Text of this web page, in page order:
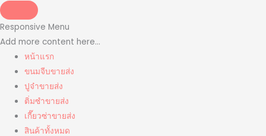
Responsive Menu
Add more content here...
หน้าแรก
ขนมจีบขายส่ง
ปูจ๋าขายส่ง
ติ่มซำขายส่ง
เกี๊ยวซ่าขายส่ง
สินค้าทั้งหมด
Skip
to
content